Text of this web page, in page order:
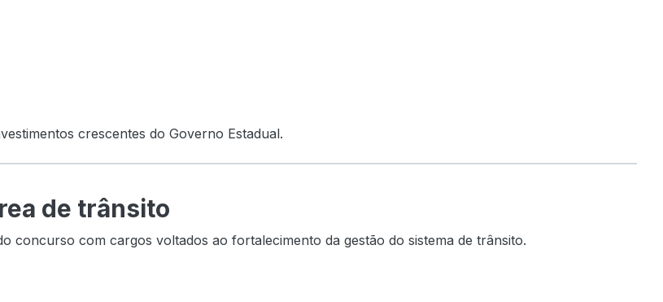
crescentes do Governo Estadual.
de trânsito
concurso com cargos voltados ao fortalecimento da gestão do sistema de trânsito.